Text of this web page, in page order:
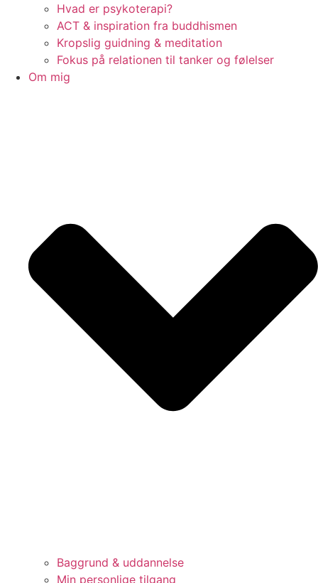
Hvad er psykoterapi?
ACT & inspiration fra buddhismen
Kropslig guidning & meditation
Fokus på relationen til tanker og følelser
Om mig
Baggrund & uddannelse
Min personlige tilgang